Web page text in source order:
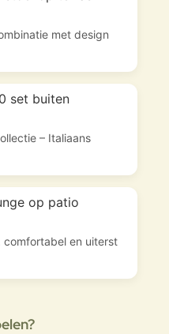
met design
– Italiaans
comfortabel en uiterst